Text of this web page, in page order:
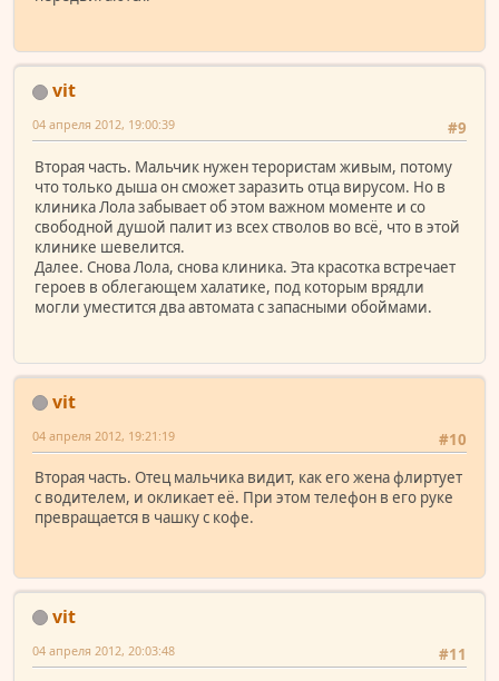
vit
#9
04 апреля 2012, 19:00:39
Вторая часть. Мальчик нужен терористам живым, потому
что только дыша он сможет заразить отца вирусом. Но в
клиника Лола забывает об этом важном моменте и со
свободной душой палит из всех стволов во всё, что в этой
клинике шевелится.
Далее. Снова Лола, снова клиника. Эта красотка встречает
героев в облегающем халатике, под которым врядли
могли уместится два автомата с запасными обоймами.
vit
#10
04 апреля 2012, 19:21:19
Вторая часть. Отец мальчика видит, как его жена флиртует
с водителем, и окликает её. При этом телефон в его руке
превращается в чашку с кофе.
vit
#11
04 апреля 2012, 20:03:48